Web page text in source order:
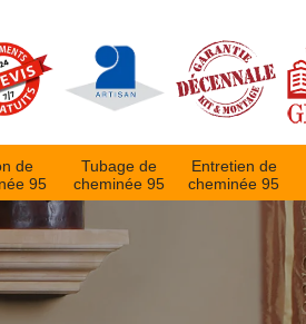
de
95
Tubage de
cheminée 95
Entretien de
cheminée 95